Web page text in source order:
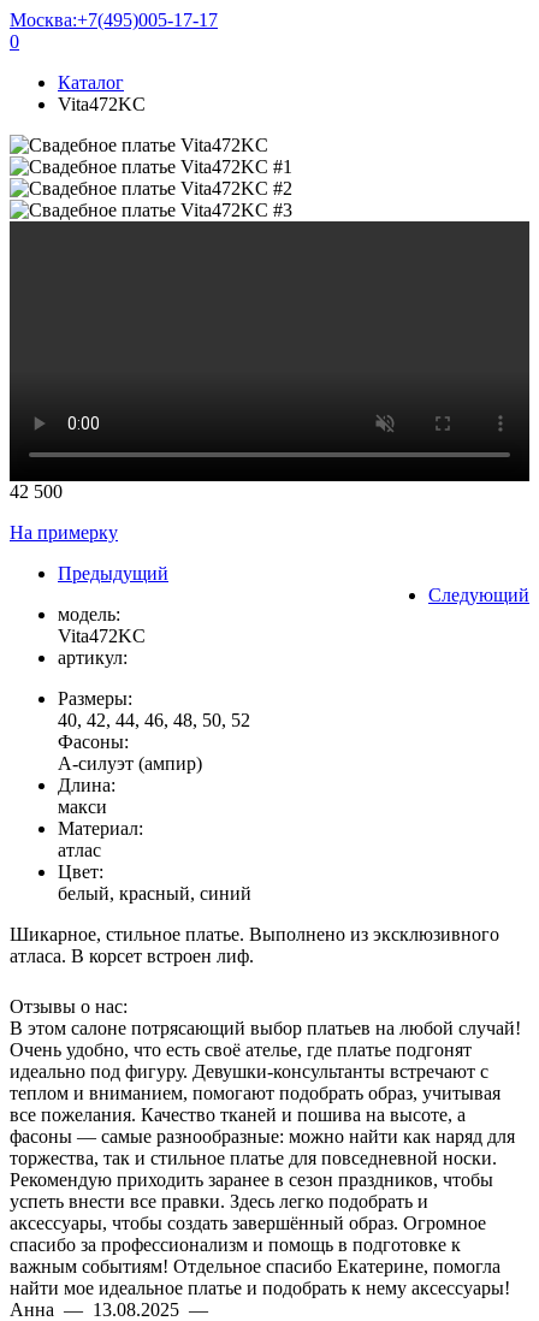
Москва:+7(495)005-17-17
0
Каталог
Vita472KC
42 500
На примерку
Предыдущий
Следующий
модель:
Vita472KC
артикул:
Размеры:
40, 42, 44, 46, 48, 50, 52
Фасоны:
А-силуэт (ампир)
Длина:
макси
Материал:
атлас
Цвет:
белый, красный, синий
Шикарное, стильное платье. Выполнено из эксклюзивного
атласа. В корсет встроен лиф.
Отзывы о нас:
В этом салоне потрясающий выбор платьев на любой случай!
Очень удобно, что есть своё ателье, где платье подгонят
идеально под фигуру. Девушки-консультанты встречают с
теплом и вниманием, помогают подобрать образ, учитывая
все пожелания. Качество тканей и пошива на высоте, а
фасоны — самые разнообразные: можно найти как наряд для
торжества, так и стильное платье для повседневной носки.
Рекомендую приходить заранее в сезон праздников, чтобы
успеть внести все правки. Здесь легко подобрать и
аксессуары, чтобы создать завершённый образ. Огромное
спасибо за профессионализм и помощь в подготовке к
важным событиям! Отдельное спасибо Екатерине, помогла
найти мое идеальное платье и подобрать к нему аксессуары!
Анна — 13.08.2025 —